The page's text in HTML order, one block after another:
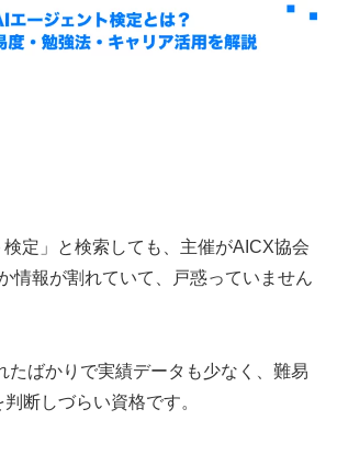
検定」と検索しても、主催がAICX協会
情報が割れていて、戸惑っていません
たばかりで実績データも少なく、難易
断しづらい資格です。